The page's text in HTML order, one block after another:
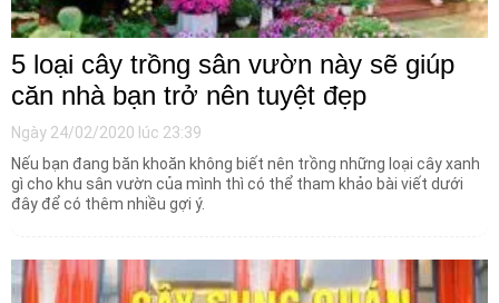
5 loại cây trồng sân vườn này sẽ giúp
căn nhà bạn trở nên tuyệt đẹp
Ngày 24/02/2020 lúc 23:39
Nếu bạn đang băn khoăn không biết nên trồng những loại cây xanh
gì cho khu sân vườn của mình thì có thể tham khảo bài viết dưới
đây để có thêm nhiều gợi ý.